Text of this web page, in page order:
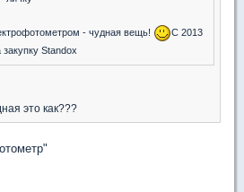
- чудная вещь!
С 2013
Standox
это как???